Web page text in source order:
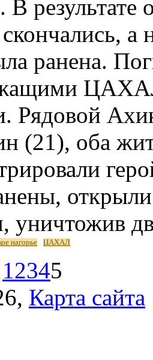
В
а
ранена.
Рядовой
(21), оба
уничтожив
нагорье ЦАХАЛ
12345
Карта сайта